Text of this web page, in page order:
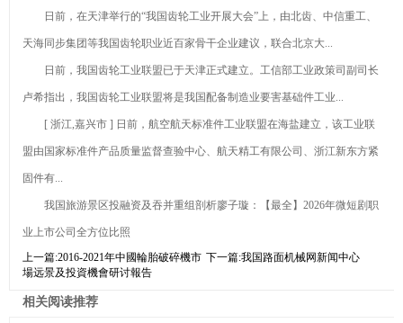
日前，在天津举行的“我国齿轮工业开展大会”上，由北齿、中信重工、
天海同步集团等我国齿轮职业近百家骨干企业建议，联合北京大...
日前，我国齿轮工业联盟已于天津正式建立。工信部工业政策司副司长
卢希指出，我国齿轮工业联盟将是我国配备制造业要害基础件工业...
[ 浙江,嘉兴市 ] 日前，航空航天标准件工业联盟在海盐建立，该工业联
盟由国家标准件产品质量监督查验中心、航天精工有限公司、浙江新东方紧
固件有...
我国旅游景区投融资及吞并重组剖析廖子璇：【最全】2026年微短剧职
业上市公司全方位比照
上一篇:2016-2021年中國輪胎破碎機市
場远景及投資機會研讨報告
下一篇:我国路面机械网新闻中心
相关阅读推荐